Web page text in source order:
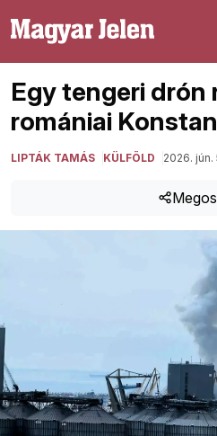
Egy tengeri drón
romániai
LIPTÁK TAMÁS KÜLFÖLD 2026. jún.